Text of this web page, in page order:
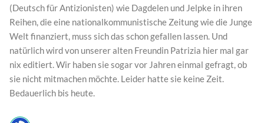
(Deutsch für Antizionisten) wie Dagdelen und Jelpke in ihren
Reihen, die eine nationalkommunistische Zeitung wie die Junge
Welt finanziert, muss sich das schon gefallen lassen. Und
natürlich wird von unserer alten Freundin Patrizia hier mal gar
nix editiert. Wir haben sie sogar vor Jahren einmal gefragt, ob
sie nicht mitmachen möchte. Leider hatte sie keine Zeit.
Bedauerlich bis heute.